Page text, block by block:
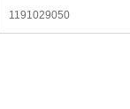
1191029050